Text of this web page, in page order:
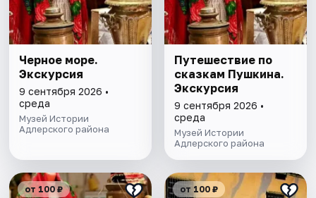
Черное море.
Экскурсия
9 сентября 2026 •
среда
Музей Истории
Адлерского района
Путешествие по
сказкам Пушкина.
Экскурсия
9 сентября 2026 •
среда
Музей Истории
Адлерского района
от 100 ₽ от 100 ₽